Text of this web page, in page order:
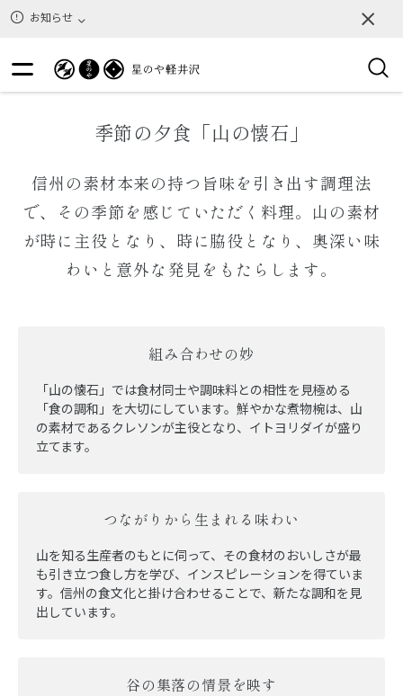
お知らせ
季節の夕食「山の懐石」
信州の素材本来の持つ旨味を引き出す調理法
で、その季節を感じていただく料理。山の素材
が時に主役となり、時に脇役となり、奥深い味
わいと意外な発見をもたらします。
組み合わせの妙
「山の懐石」では食材同士や調味料との相性を見極める
「食の調和」を大切にしています。鮮やかな煮物椀は、山
の素材であるクレソンが主役となり、イトヨリダイが盛り
立てます。
つながりから生まれる味わい
山を知る生産者のもとに伺って、その食材のおいしさが最
も引き立つ食し方を学び、インスピレーションを得ていま
す。信州の食文化と掛け合わせることで、新たな調和を見
出しています。
谷の集落の情景を映す